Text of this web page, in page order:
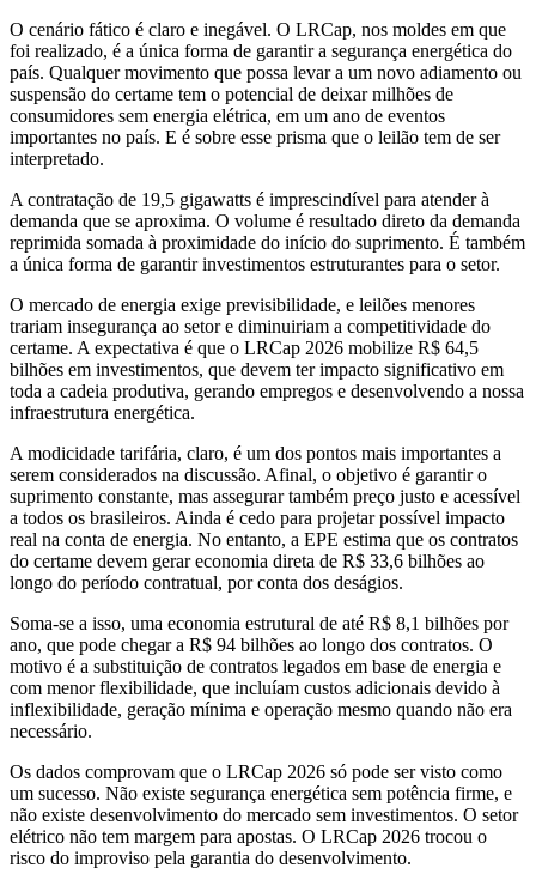
O cenário fático é claro e inegável. O LRCap, nos moldes em que
foi realizado, é a única forma de garantir a segurança energética do
país. Qualquer movimento que possa levar a um novo adiamento ou
suspensão do certame tem o potencial de deixar milhões de
consumidores sem energia elétrica, em um ano de eventos
importantes no país. E é sobre esse prisma que o leilão tem de ser
interpretado.
A contratação de 19,5 gigawatts é imprescindível para atender à
demanda que se aproxima. O volume é resultado direto da demanda
reprimida somada à proximidade do início do suprimento. É também
a única forma de garantir investimentos estruturantes para o setor.
O mercado de energia exige previsibilidade, e leilões menores
trariam insegurança ao setor e diminuiriam a competitividade do
certame. A expectativa é que o LRCap 2026 mobilize R$ 64,5
bilhões em investimentos, que devem ter impacto significativo em
toda a cadeia produtiva, gerando empregos e desenvolvendo a nossa
infraestrutura energética.
A modicidade tarifária, claro, é um dos pontos mais importantes a
serem considerados na discussão. Afinal, o objetivo é garantir o
suprimento constante, mas assegurar também preço justo e acessível
a todos os brasileiros. Ainda é cedo para projetar possível impacto
real na conta de energia. No entanto, a EPE estima que os contratos
do certame devem gerar economia direta de R$ 33,6 bilhões ao
longo do período contratual, por conta dos deságios.
Soma-se a isso, uma economia estrutural de até R$ 8,1 bilhões por
ano, que pode chegar a R$ 94 bilhões ao longo dos contratos. O
motivo é a substituição de contratos legados em base de energia e
com menor flexibilidade, que incluíam custos adicionais devido à
inflexibilidade, geração mínima e operação mesmo quando não era
necessário.
Os dados comprovam que o LRCap 2026 só pode ser visto como
um sucesso. Não existe segurança energética sem potência firme, e
não existe desenvolvimento do mercado sem investimentos. O setor
elétrico não tem margem para apostas. O LRCap 2026 trocou o
risco do improviso pela garantia do desenvolvimento.